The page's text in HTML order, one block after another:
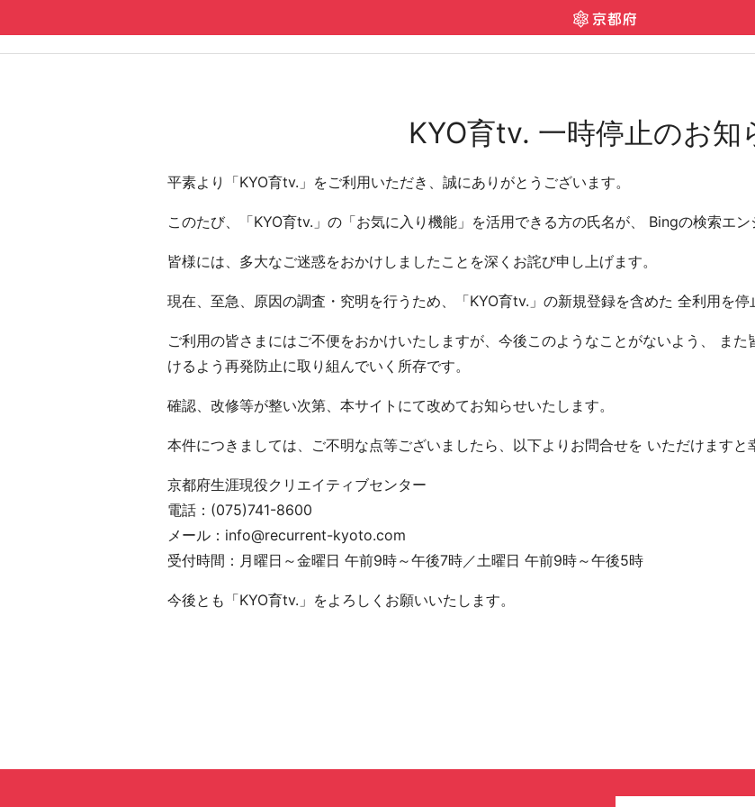
ナビゲーションへ
ホームへ
KYO育tv. 一時停止のお知
平素より「KYO育tv.」をご利用いただき、誠にありがとうございます。
このたび、「KYO育tv.」の「お気に入り機能」を活用できる方の氏名が、 Bingの検索エン
皆様には、多大なご迷惑をおかけしましたことを深くお詫び申し上げます。
現在、至急、原因の調査・究明を行うため、「KYO育tv.」の新規登録を含めた 全利用を停
ご利用の皆さまにはご不便をおかけいたしますが、今後このようなことがないよう、 ま
けるよう再発防止に取り組んでいく所存です。
確認、改修等が整い次第、本サイトにて改めてお知らせいたします。
本件につきましては、ご不明な点等ございましたら、以下よりお問合せを いただけますと
京都府生涯現役クリエイティブセンター
電話：(075)741-8600
メール：info@recurrent-kyoto.com
受付時間：月曜日～金曜日 午前9時～午後7時／土曜日 午前9時～午後5時
今後とも「KYO育tv.」をよろしくお願いいたします。